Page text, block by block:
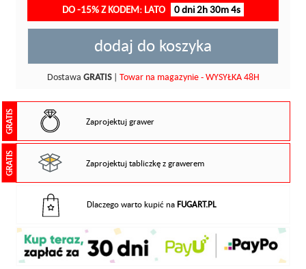
DO -15% Z KODEM: LATO 0 dni 2h 30m 4s
dodaj do koszyka
Dostawa GRATIS| Towar na magazynie - WYSYŁKA 48H
GRATIS Zaprojektuj grawer
GRATIS Zaprojektuj tabliczkę z grawerem
Dlaczego warto kupić naFUGART.PL